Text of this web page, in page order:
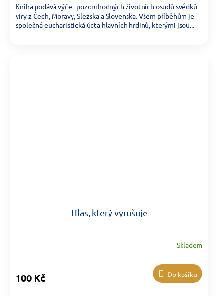
Kniha podává výčet pozoruhodných životních osudů svědků
víry z Čech, Moravy, Slezska a Slovenska. Všem příběhům je
společná eucharistická úcta hlavních hrdinů, kterými jsou...
Hlas, který vyrušuje
Skladem
100 Kč Do košíku